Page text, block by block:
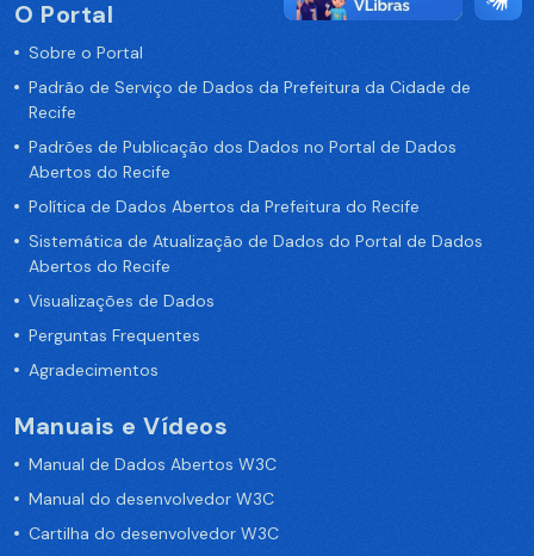
O Portal
Sobre o Portal
Padrão de Serviço de Dados da Prefeitura da Cidade de
Recife
Padrões de Publicação dos Dados no Portal de Dados
Abertos do Recife
Política de Dados Abertos da Prefeitura do Recife
Sistemática de Atualização de Dados do Portal de Dados
Abertos do Recife
Visualizações de Dados
Perguntas Frequentes
Agradecimentos
Manuais e Vídeos
Manual de Dados Abertos W3C
Manual do desenvolvedor W3C
Cartilha do desenvolvedor W3C